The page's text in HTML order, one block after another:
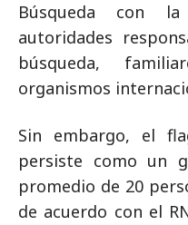
Búsqueda con
autoridades
búsqueda,
organismos
Sin embargo, el
persiste como un
promedio de 20
de acuerdo con el